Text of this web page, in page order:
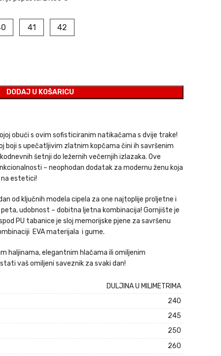
41 42
DODAJ U KOŠARICU
obući s ovim sofisticiranim natikačama s dvije trake!
boji s upečatljivim zlatnim kopčama čini ih savršenim
šetnji do ležernih večernjih izlazaka. Ove
– neophodan dodatak za modernu ženu koja
estetici!
od ključnih modela cipela za one najtoplije proljetne i
udobnost – dobitna ljetna kombinacija! Gornjište je
PU tabanice je sloj memorijske pjene za savršenu
EVA materijala i gume.
haljinama, elegantnim hlačama ili omiljenim
vaš omiljeni saveznik za svaki dan!
DULJINA U MILIMETRIMA
240
245
250
260